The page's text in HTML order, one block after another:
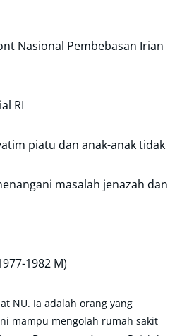
Nasional Pembebasan Irian
RI
piatu dan anak-anak tidak
masalah jenazah dan
1982 M)
NU. Ia adalah orang yang
mampu mengolah rumah sakit